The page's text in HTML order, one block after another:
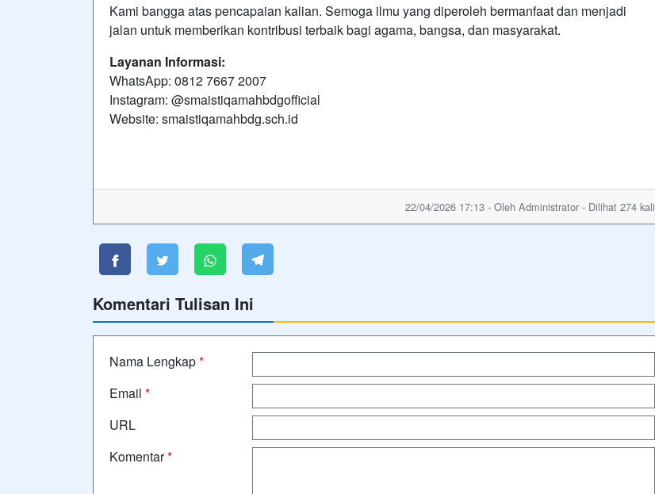
Kami bangga atas pencapaian kalian. Semoga ilmu yang diperoleh bermanfaat dan menjadi
jalan untuk memberikan kontribusi terbaik bagi agama, bangsa, dan masyarakat.
Layanan Informasi:
WhatsApp: 0812 7667 2007
Instagram: @smaistiqamahbdgofficial
Website: smaistiqamahbdg.sch.id
22/04/2026 17:13 - Oleh Administrator - Dilihat 274 kali
Komentari Tulisan Ini
Nama Lengkap*
Email *
URL
Komentar*